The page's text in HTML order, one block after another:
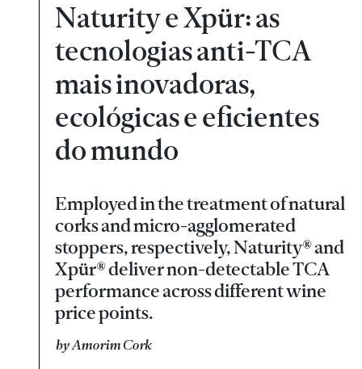
Naturity e Xpür: as
tecnologias anti-TCA
mais inovadoras,
ecológicas e eficientes
do mundo
Employed in the treatment of natural
corks and micro-agglomerated
stoppers, respectively, Naturity® and
Xpür® deliver non-detectable TCA
performance across different wine
price points.
by Amorim Cork